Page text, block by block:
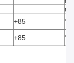
+85
°C
+85
°C